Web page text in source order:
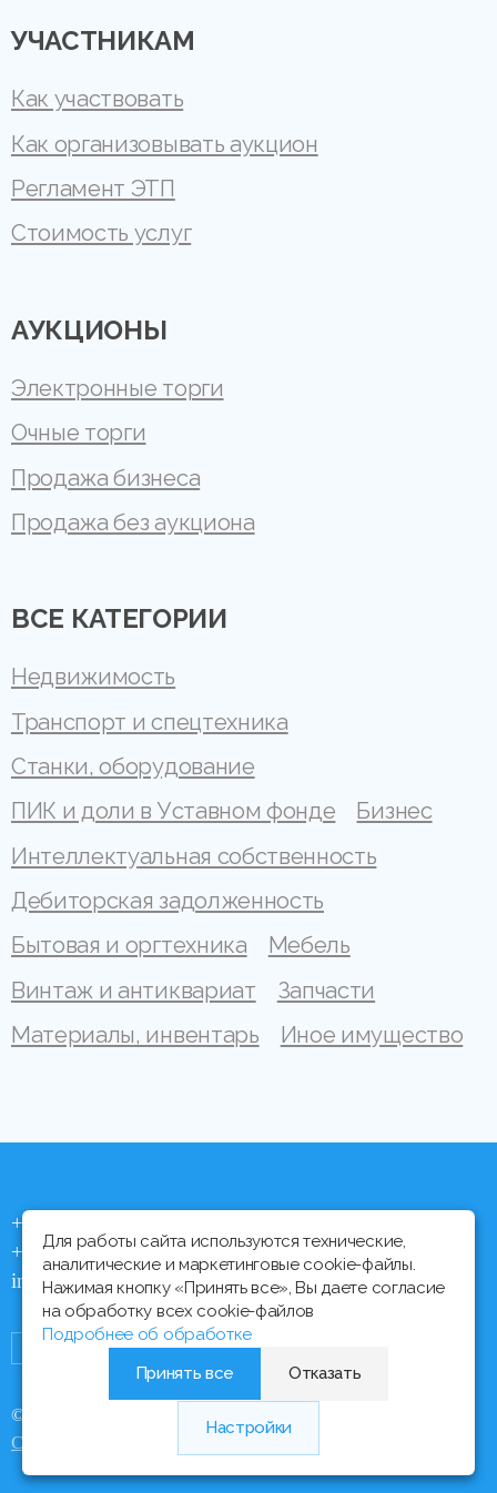
УЧАСТНИКАМ
Как участвовать
Как организовывать аукцион
Регламент ЭТП
Стоимость услуг
АУКЦИОНЫ
Электронные торги
Очные торги
Продажа бизнеса
Продажа без аукциона
ВСЕ КАТЕГОРИИ
Недвижимость
Транспорт и спецтехника
Станки, оборудование
ПИК и доли в Уставном фонде
Бизнес
Интеллектуальная собственность
Дебиторская задолженность
Бытовая и оргтехника
Мебель
Винтаж и антиквариат
Запчасти
Материалы, инвентарь
Иное имущество
+375 (44) 704 92 06
+375 (17) 373 21 33
info@ipmtorgi.by
© Все права защищены, 2000 - 2026 ИПМ-Торги
Сайт разработан
Медиа Лайн
Для работы сайта используются технические,
аналитические и маркетинговые cookie-файлы.
Нажимая кнопку «Принять все», Вы даете согласие
на обработку всех cookie-файлов
Подробнее об обработке
Принять все
Отказать
Настройки